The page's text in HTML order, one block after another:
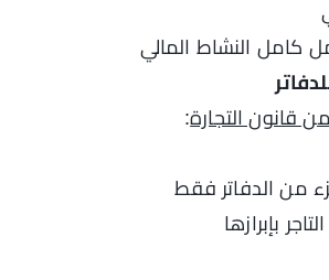
كامل النشاط المالي
:
من الدفاتر فقط
بإبرازها